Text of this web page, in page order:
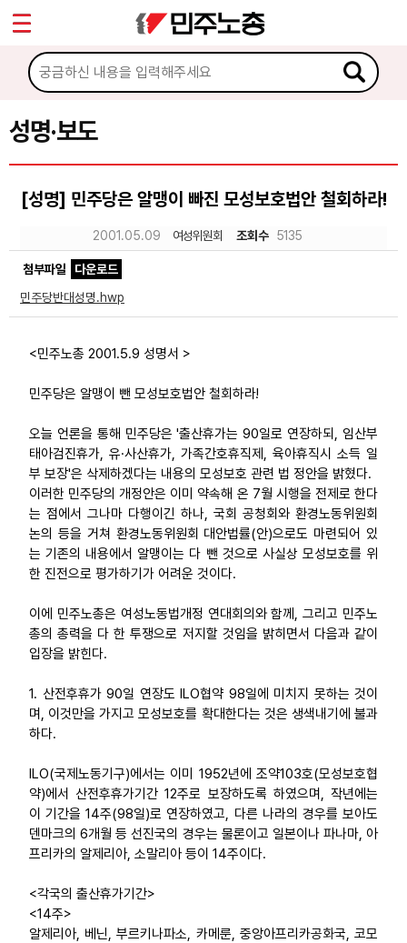
성명·보도
[성명] 민주당은 알맹이 빠진 모성보호법안 철회하라!
2001.05.09 여성위원회 조회수 5135
첨부파일
다운로드
민주당반대성명.hwp
<민주노총 2001.5.9 성명서 >
민주당은 알맹이 뺀 모성보호법안 철회하라!
오늘 언론을 통해 민주당은 '출산휴가는 90일로 연장하되, 임산부
태아검진휴가, 유·사산휴가, 가족간호휴직제, 육아휴직시 소득 일
부 보장'은 삭제하겠다는 내용의 모성보호 관련 법 정안을 밝혔다.
이러한 민주당의 개정안은 이미 약속해 온 7월 시행을 전제로 한다
는 점에서 그나마 다행이긴 하나, 국회 공청회와 환경노동위원회
논의 등을 거쳐 환경노동위원회 대안법률(안)으로도 마련되어 있
는 기존의 내용에서 알맹이는 다 뺀 것으로 사실상 모성보호를 위
한 진전으로 평가하기가 어려운 것이다.
이에 민주노총은 여성노동법개정 연대회의와 함께, 그리고 민주노
총의 총력을 다 한 투쟁으로 저지할 것임을 밝히면서 다음과 같이
입장을 밝힌다.
1. 산전후휴가 90일 연장도 ILO협약 98일에 미치지 못하는 것이
며, 이것만을 가지고 모성보호를 확대한다는 것은 생색내기에 불과
하다.
ILO(국제노동기구)에서는 이미 1952년에 조약103호(모성보호협
약)에서 산전후휴가기간 12주로 보장하도록 하였으며, 작년에는
이 기간을 14주(98일)로 연장하였고, 다른 나라의 경우를 보아도
덴마크의 6개월 등 선진국의 경우는 물론이고 일본이나 파나마, 아
프리카의 알제리아, 소말리아 등이 14주이다.
<각국의 출산휴가기간>
<14주>
알제리아, 베닌, 부르키나파소, 카메룬, 중앙아프리카공화국, 코모
마이페이지
소개
소식
공지사항
성명·보도
노동상담
부설기관
업무
Sketchbook5, 스케치북5
Sketchbook5, 스케치북5